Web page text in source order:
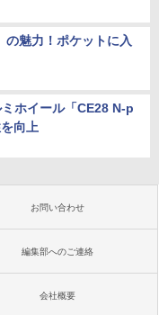
の魅力！ポケットに入
ホイール「CE28 N-p
向上
お問い合わせ
編集部へのご連絡
会社概要